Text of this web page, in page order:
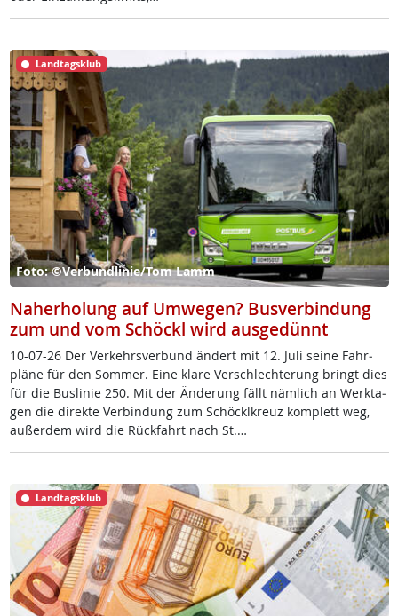
Landtagsklub
Foto: ©Verbundlinie/Tom Lamm
Naherholung auf Umwegen? Busverbindung
zum und vom Schöckl wird ausgedünnt
10-07-26 Der Ver­kehrs­ver­bund än­dert mit 12. Ju­li sei­ne Fahr­
plä­ne für den Som­mer. Ei­ne kla­re Ver­sch­lech­te­rung bringt dies
für die Bus­li­nie 250. Mit der Än­de­rung fällt näm­lich an Werk­ta­
gen die di­rek­te Ver­bin­dung zum Sc­höckl­k­reuz kom­p­lett weg,
au­ßer­dem wird die Rück­fahrt nach St.…
Landtagsklub